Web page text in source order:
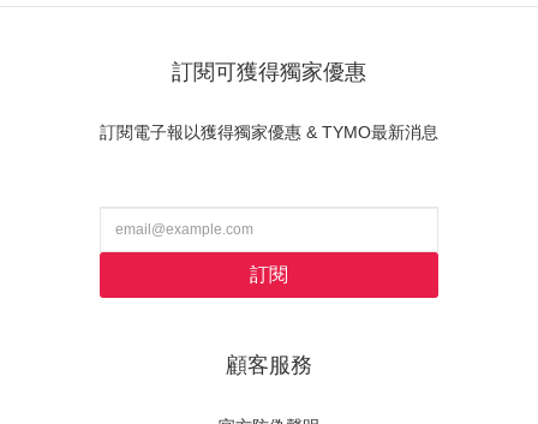
訂閱可獲得獨家優惠
訂閱電子報以獲得獨家優惠 & TYMO最新消息
訂閱
顧客服務